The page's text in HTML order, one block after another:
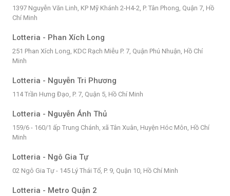
1397 Nguyễn Văn Linh, KP Mỹ Khánh 2-H4-2, P. Tân Phong, Quận 7, Hồ
Chí Minh
Lotteria - Phan Xích Long
251 Phan Xích Long, KDC Rạch Miễu P. 7, Quận Phú Nhuận, Hồ Chí
Minh
Lotteria - Nguyễn Tri Phương
114 Trần Hưng Đạo, P. 7, Quận 5, Hồ Chí Minh
Lotteria - Nguyễn Ánh Thủ
159/6 - 160/1 ấp Trung Chánh, xã Tân Xuân, Huyện Hóc Môn, Hồ Chí
Minh
Lotteria - Ngô Gia Tự
02 Ngô Gia Tự - 145 Lý Thái Tổ, P. 9, Quận 10, Hồ Chí Minh
Lotteria - Metro Quận 2